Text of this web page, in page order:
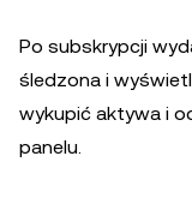
Po subskrypcji
śledzona i
wykupić aktywa i
panelu.